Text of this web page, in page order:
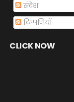
संदेश
टिप्पणियाँ
CLICK NOW